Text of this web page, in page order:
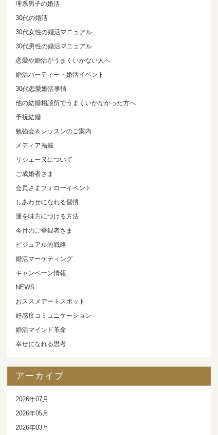
理系男子の婚活
30代の婚活
30代女性の婚活マニュアル
30代男性の婚活マニュアル
恋愛や婚活がうまくいかない人へ
婚活パーティー・婚活イベント
30代恋愛婚活事情
他の結婚相談所でうまくいかなかった方へ
予祝結婚
勉強会＆レッスンのご案内
メディア掲載
リシェーヌについて
ご成婚者さま
会員さまフォローイベント
しあわせになれる習慣
運を味方につける方法
今月のご登録者さま
ビジュアル的戦略
婚活マーケティング
キャンペーン情報
NEWS
おススメデートスポット
好感度コミュニケーション
婚活マインド革命
幸せになれる思考
アーカイブ
2026年07月
2026年05月
2026年03月